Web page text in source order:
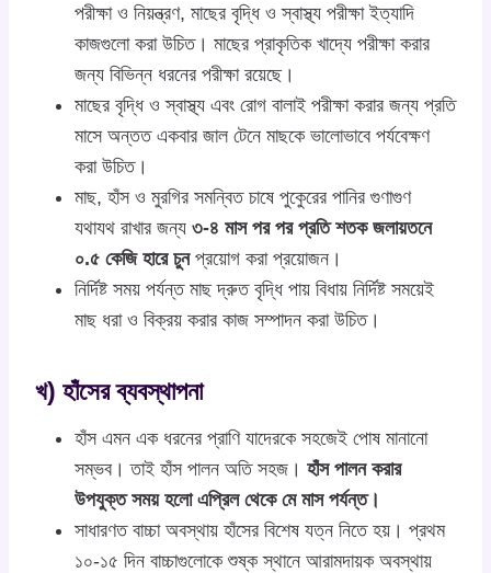
পরীক্ষা ও নিয়ন্ত্রণ, মাছের বৃদ্ধি ও স্বাস্থ্য পরীক্ষা ইত্যাদি
কাজগুলো করা উচিত। মাছের প্রাকৃতিক খাদ্যে পরীক্ষা করার
জন্য বিভিন্ন ধরনের পরীক্ষা রয়েছে।
মাছের বৃদ্ধি ও স্বাস্থ্য এবং রোগ বালাই পরীক্ষা করার জন্য প্রতি
মাসে অন্তত একবার জাল টেনে মাছকে ভালোভাবে পর্যবেক্ষণ
করা উচিত।
মাছ, হাঁস ও মুরগির সমন্বিত চাষে পুকেুরের পানির গুণাগুণ
যথাযথ রাখার জন্য ৩-৪ মাস পর পর প্রতি শতক জলায়তনে
০.৫ কেজি হারে চুনপ্রয়োগ করা প্রয়োজন।
নির্দিষ্ট সময় পর্যন্ত মাছ দ্রুত বৃদ্ধি পায় বিধায় নির্দিষ্ট সময়েই
মাছ ধরা ও বিক্রয় করার কাজ সম্পাদন করা উচিত।
খ) হাঁসের ব্যবস্থাপনা
হাঁস এমন এক ধরনের প্রাণি যাদেরকে সহজেই পোষ মানানো
সম্ভব। তাই হাঁস পালন অতি সহজ। হাঁস পালন করার
উপযুক্ত সময় হলো এপ্রিল থেকে মে মাস পর্যন্ত।
সাধারণত বাচ্চা অবস্থায় হাঁসের বিশেষ যত্ন নিতে হয়। প্রথম
১০-১৫ দিন বাচ্চাগুলোকে শুষ্ক স্থানে আরামদায়ক অবস্থায়